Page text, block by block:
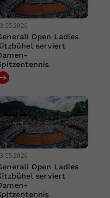
Open Ladies
serviert
Open Ladies
serviert